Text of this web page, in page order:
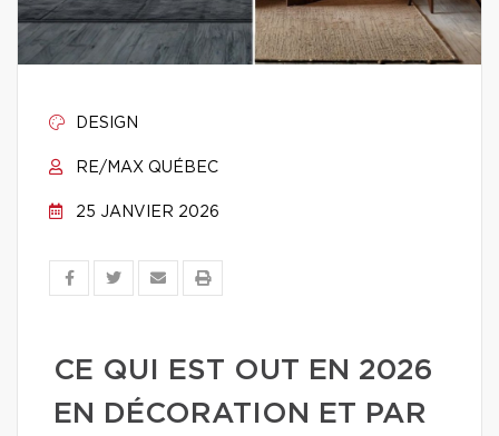
DESIGN
RE/MAX QUÉBEC
25 JANVIER 2026
CE QUI EST OUT EN 2026
EN DÉCORATION ET PAR